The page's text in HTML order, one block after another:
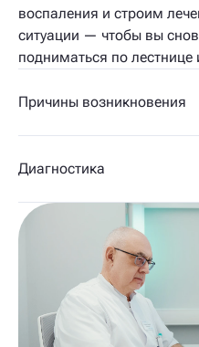
воспаления и строим
ситуации — чтобы вы
подниматься по
Причины возникновения
Диагностика